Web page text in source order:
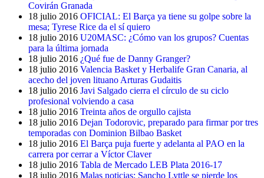
Covirán Granada
18 julio 2016 OFICIAL: El Barça ya tiene su golpe sobre la
mesa; Tyrese Rice da el sí quiero
18 julio 2016 U20MASC: ¿Cómo van los grupos? Cuentas
para la última jornada
18 julio 2016 ¿Qué fue de Danny Granger?
18 julio 2016 Valencia Basket y Herbalife Gran Canaria, al
acecho del joven lituano Arturas Gudaitis
18 julio 2016 Javi Salgado cierra el círculo de su ciclo
profesional volviendo a casa
18 julio 2016 Treinta años de orgullo cajista
18 julio 2016 Dejan Todorovic, preparado para firmar por tres
temporadas con Dominion Bilbao Basket
18 julio 2016 El Barça puja fuerte y adelanta al PAO en la
carrera por cerrar a Víctor Claver
18 julio 2016 Tabla de Mercado LEB Plata 2016-17
18 julio 2016 Malas noticias: Sancho Lyttle se pierde los